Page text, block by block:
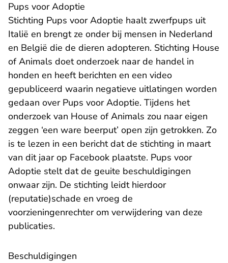
Pups voor Adoptie
Stichting Pups voor Adoptie haalt zwerfpups uit
Italië en brengt ze onder bij mensen in Nederland
en België die de dieren adopteren. Stichting House
of Animals doet onderzoek naar de handel in
honden en heeft berichten en een video
gepubliceerd waarin negatieve uitlatingen worden
gedaan over Pups voor Adoptie. Tijdens het
onderzoek van House of Animals zou naar eigen
zeggen ‘een ware beerput’ open zijn getrokken. Zo
is te lezen in een bericht dat de stichting in maart
van dit jaar op Facebook plaatste. Pups voor
Adoptie stelt dat de geuite beschuldigingen
onwaar zijn. De stichting leidt hierdoor
(reputatie)schade en vroeg de
voorzieningenrechter om verwijdering van deze
publicaties.
Beschuldigingen